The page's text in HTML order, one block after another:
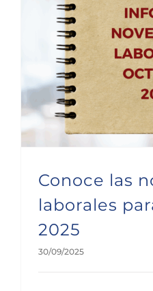
Conoce las
laborales
2025
30/09/2025